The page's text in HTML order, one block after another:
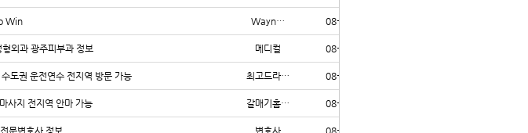
Win Wayn… 08-06
외과 광주피부과 정보 메디컬 08-06
도권 운전연수 전지역 방문 가능 최고드라… 08-06
사지 전지역 안마 가능 갈매기홈… 08-06
문변호사 정보 변호사 08-06